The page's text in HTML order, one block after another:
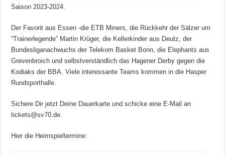
Saison 2023-2024.
Der Favorit aus Essen -die ETB Miners, die Rückkehr der Sälzer um
“Trainerlegende” Martin Krüger, die Kellerkinder aus Deutz, der
Bundesliganachwuchs der Telekom Basket Bonn, die Elephants aus
Grevenbroich und selbstverständlich das Hagener Derby gegen die
Kodiaks der BBA. Viele interessante Teams kommen in die Hasper
Rundsporthalle.
Sichere Dir jetzt Deine Dauerkarte und schicke eine E-Mail an
tickets@sv70.de.
Hier die Heimspieltermine: